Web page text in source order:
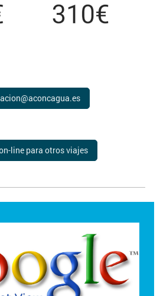
line para otros viajes